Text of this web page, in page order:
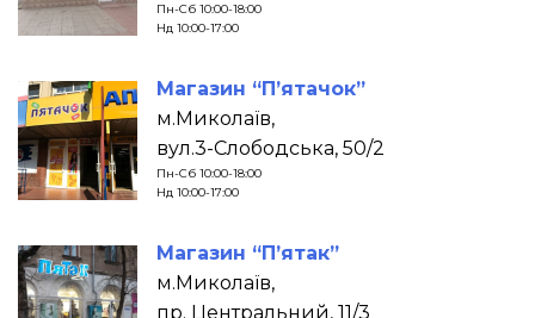
Пн-Сб 10:00-18:00
Нд 10:00-17:00
Магазин “П’ятачок”
м.Миколаїв,
вул.3-Слободська, 50/2
Пн-Сб 10:00-18:00
Нд 10:00-17:00
Магазин “П’ятак”
м.Миколаїв,
пр. Центральний, 11/3